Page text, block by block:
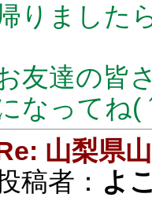
りました
友達の皆
なってね(
山梨県
稿者： よ